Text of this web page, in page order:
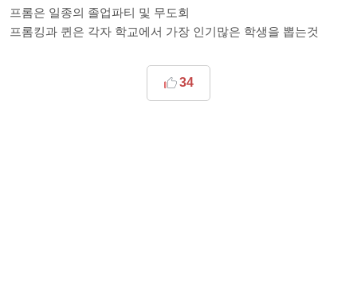
프롬은 일종의 졸업파티 및 무도회
프롬킹과 퀸은 각자 학교에서 가장 인기많은 학생을 뽑는것
34